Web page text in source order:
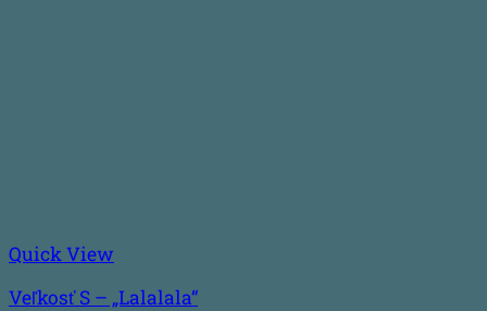
Quick View
Veľkosť S – „Lalalala“